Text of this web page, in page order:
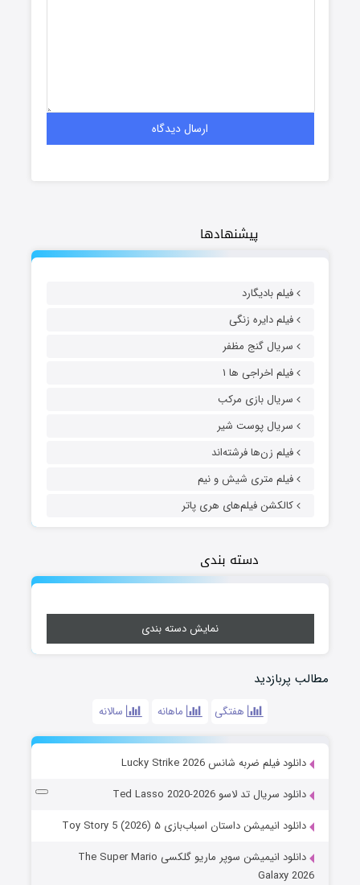
پیشنهادها
فیلم بادیگارد
فیلم دایره زنگی
سریال گنج مظفر
فیلم اخراجی ها ۱
سریال بازی مرکب
سریال پوست شیر
فیلم زن‌ها فرشته‌اند
فیلم متری شیش و نیم
کالکشن فیلم‌های هری پاتر
دسته بندی
نمایش دسته بندی
مطالب پربازدید
هفتگی ماهانه سالانه
دانلود فیلم ضربه شانس Lucky Strike 2026
دانلود سریال تد لاسو Ted Lasso 2020-2026
دانلود انیمیشن داستان اسباب‌بازی ۵ Toy Story 5 (2026)
دانلود انیمیشن سوپر ماریو گلکسی The Super Mario
Galaxy 2026